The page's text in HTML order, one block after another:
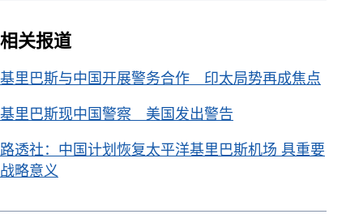
相关报道
基里巴斯与中国开展警务合作 印太局势再成焦点
基里巴斯现中国警察 美国发出警告
路透社：中国计划恢复太平洋基里巴斯机场 具重要
战略意义